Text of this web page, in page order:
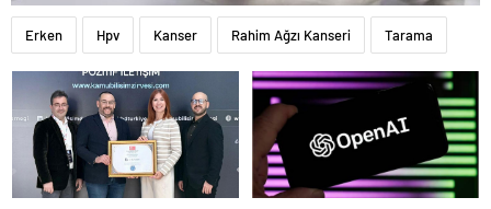
Erken Hpv Kanser Rahim Ağzı Kanseri Tarama